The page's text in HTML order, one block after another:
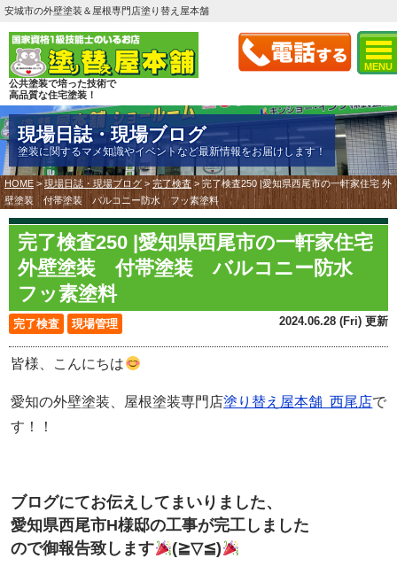
MENU
安城市の外壁塗装＆屋根専門店塗り替え屋本舗
公共塗装で培った技術で
高品質な住宅塗装！
現場日誌・現場ブログ
塗装に関するマメ知識やイベントなど最新情報をお届けします！
HOME >現場日誌・現場ブログ > 完了検査 > 完了検査250 |愛知県西尾市の一軒家住宅 外
壁塗装 付帯塗装 バルコニー防水 フッ素塗料
完了検査250 |愛知県西尾市の一軒家住宅
外壁塗装 付帯塗装 バルコニー防水
フッ素塗料
完了検査 現場管理 2024.06.28 (Fri) 更新
皆様、こんにちは
愛知の外壁塗装、屋根塗装専門店塗り替え屋本舗 西尾店で
す！！
ブログにてお伝えしてまいりました、
愛知県西尾市H様邸の工事が完工しました
ので御報告致します
(≧▽≦)